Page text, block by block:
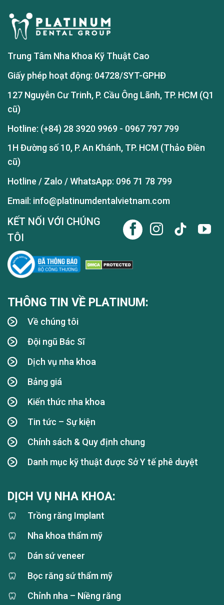
Trung Tâm Nha Khoa Kỹ Thuật Cao
Giấy phép hoạt động: 04728/SYT-GPHĐ
127 Nguyễn Cư Trinh, P. Cầu Ông Lãnh, TP. HCM (Q1
cũ)
Hotline: (+84) 28 3920 9969 - 0967 797 799
1H Đường số 10, P. An Khánh, TP. HCM (Thảo Điền
cũ)
Hotline / Zalo / WhatsApp: 096 71 78 799
Email: info@platinumdentalvietnam.com
KẾT NỐI VỚI CHÚNG
TÔI
THÔNG TIN VỀ PLATINUM:
Về chúng tôi
Đội ngũ Bác Sĩ
Dịch vụ nha khoa
Bảng giá
Kiến thức nha khoa
Tin tức – Sự kiện
Chính sách & Quy định chung
Danh mục kỹ thuật được Sở Y tế phê duyệt
DỊCH VỤ NHA KHOA:
Trồng răng Implant
Nha khoa thẩm mỹ
Dán sứ veneer
Bọc răng sứ thẩm mỹ
Chỉnh nha – Niềng răng